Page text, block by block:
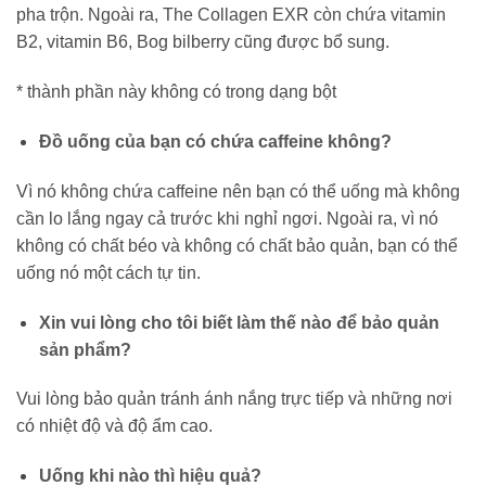
pha trộn. Ngoài ra, The Collagen EXR còn chứa vitamin
B2, vitamin B6, Bog bilberry cũng được bổ sung.
* thành phần này không có trong dạng bột
Đồ uống của bạn có chứa caffeine không?
Vì nó không chứa caffeine nên bạn có thể uống mà không
cần lo lắng ngay cả trước khi nghỉ ngơi. Ngoài ra, vì nó
không có chất béo và không có chất bảo quản, bạn có thể
uống nó một cách tự tin.
Xin vui lòng cho tôi biết làm thế nào để bảo quản
sản phẩm?
Vui lòng bảo quản tránh ánh nắng trực tiếp và những nơi
có nhiệt độ và độ ẩm cao.
Uống khi nào thì hiệu quả?